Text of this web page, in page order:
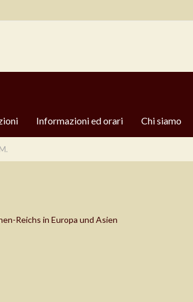
Informazioni ed orari Chi siamo
Reichs in Europa und Asien